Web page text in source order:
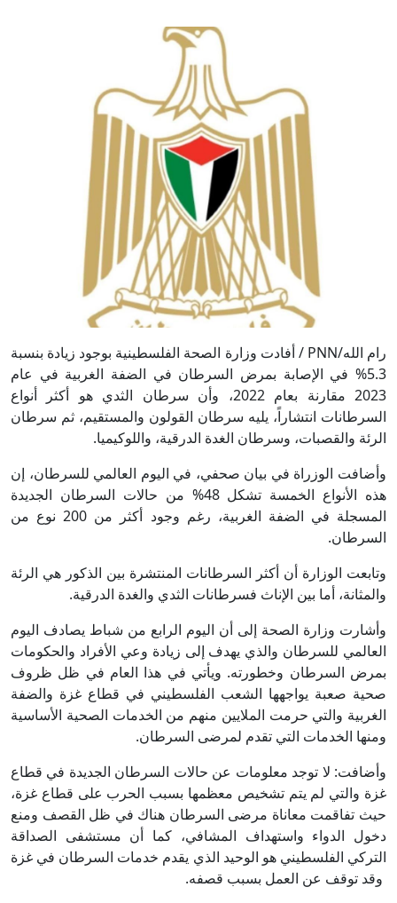
رام الله/PNN / أفادت وزارة الصحة الفلسطينية بوجود زيادة بنسبة
5.3% في الإصابة بمرض السرطان في الضفة الغربية في عام
2023 مقارنة بعام 2022، وأن سرطان الثدي هو أكثر أنواع
السرطانات انتشاراً، يليه سرطان القولون والمستقيم، ثم سرطان
الرئة والقصبات، وسرطان الغدة الدرقية، واللوكيميا.
وأضافت الوزراة في بيان صحفي، في اليوم العالمي للسرطان، إن
هذه الأنواع الخمسة تشكل 48% من حالات السرطان الجديدة
المسجلة في الضفة الغربية، رغم وجود أكثر من 200 نوع من
السرطان.
وتابعت الوزارة أن أكثر السرطانات المنتشرة بين الذكور هي الرئة
والمثانة، أما بين الإناث فسرطانات الثدي والغدة الدرقية.
وأشارت وزارة الصحة إلى أن اليوم الرابع من شباط يصادف اليوم
العالمي للسرطان والذي يهدف إلى زيادة وعي الأفراد والحكومات
بمرض السرطان وخطورته. ويأتي في هذا العام في ظل ظروف
صحية صعبة يواجهها الشعب الفلسطيني في قطاع غزة والضفة
الغربية والتي حرمت الملايين منهم من الخدمات الصحية الأساسية
ومنها الخدمات التي تقدم لمرضى السرطان.
وأضافت: لا توجد معلومات عن حالات السرطان الجديدة في قطاع
غزة والتي لم يتم تشخيص معظمها بسبب الحرب على قطاع غزة،
حيث تفاقمت معاناة مرضى السرطان هناك في ظل القصف ومنع
دخول الدواء واستهداف المشافي، كما أن مستشفى الصداقة
التركي الفلسطيني هو الوحيد الذي يقدم خدمات السرطان في غزة
وقد توقف عن العمل بسبب قصفه.